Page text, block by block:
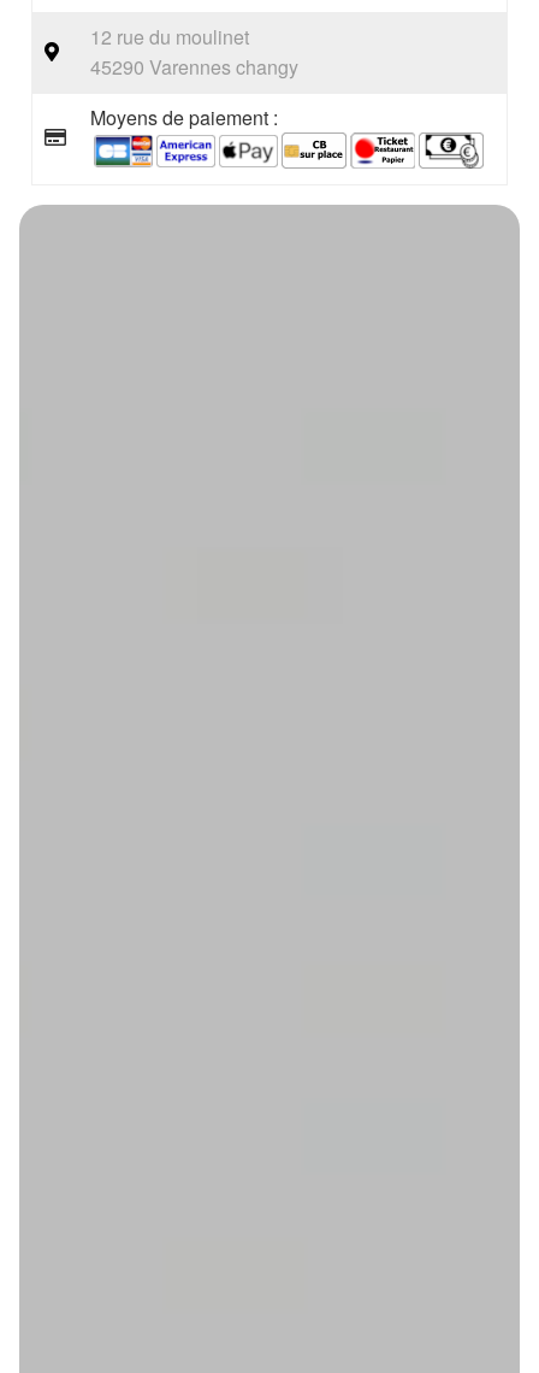
12 rue du moulinet
45290 Varennes changy
Moyens de paiement :